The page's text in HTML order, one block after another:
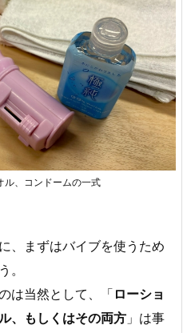
ル、コンドームの一式
、まずはバイブを使うため
。
は当然として、「 ローショ
、もしくはその両方 」は事